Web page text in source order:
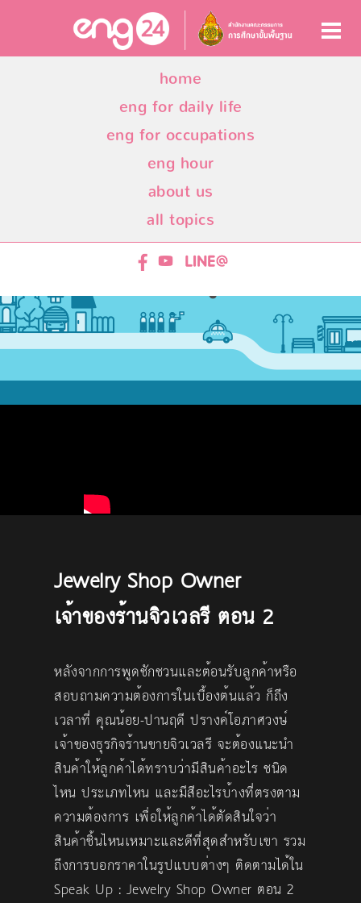
home
eng for daily life
eng for occupations
eng hour
about us
all topics
Jewelry Shop Owner
เจ้าของร้านจิวเวลรี ตอน 2
หลังจากการพูดชักชวนและต้อนรับลูกค้าหรือ
สอบถามความต้องการในเบื้องต้นแล้ว ก็ถึง
เวลาที่ คุณน้อย-ปานฤดี ปรางค์โอภาศวงษ์
เจ้าของธุรกิจร้านขายจิวเวลรี จะต้องแนะนำ
สินค้าให้ลูกค้าได้ทราบว่ามีสินค้าอะไร ชนิด
ไหน ประเภทไหน และมีสีอะไรบ้างที่ตรงตาม
ความต้องการ เพื่อให้ลูกค้าได้ตัดสินใจว่า
สินค้าชิ้นไหนเหมาะและดีที่สุดสำหรับเขา รวม
ถึงการบอกราคาในรูปแบบต่างๆ ติดตามได้ใน
Speak Up : Jewelry Shop Owner ตอน 2